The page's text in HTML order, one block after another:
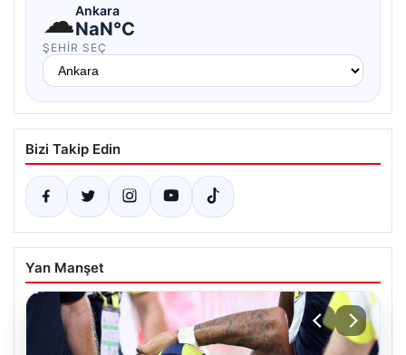
☁Ankara
NaN°C
ŞEHIR SEÇ
Bizi Takip Edin
Yan Manşet